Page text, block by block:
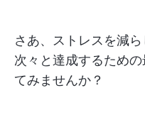
さあ、ストレスを減
次々と達成するため
てみませんか？